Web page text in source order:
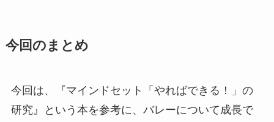
今回のまとめ
今回は、『マインドセット「やればできる！」の
研究』という本を参考に、バレーについて成長で